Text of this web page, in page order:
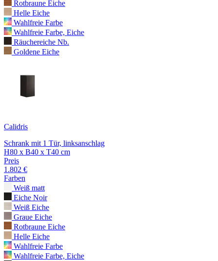
Rotbraune Eiche
Helle Eiche
Wahlfreie Farbe
Wahlfreie Farbe, Eiche
Räuchereiche Nb.
Goldene Eiche
Calidris
Schrank mit 1 Tür, linksanschlag
H80 x B40 x T40 cm
Preis
1.802 €
Farben
Weiß matt
Eiche Noir
Weiß Eiche
Graue Eiche
Rotbraune Eiche
Helle Eiche
Wahlfreie Farbe
Wahlfreie Farbe, Eiche